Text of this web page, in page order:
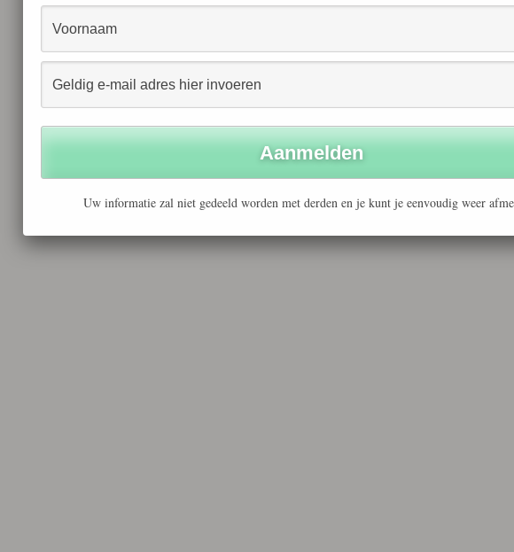
Uw informatie zal niet gedeeld worden met derden en je kunt je eenvoudig weer